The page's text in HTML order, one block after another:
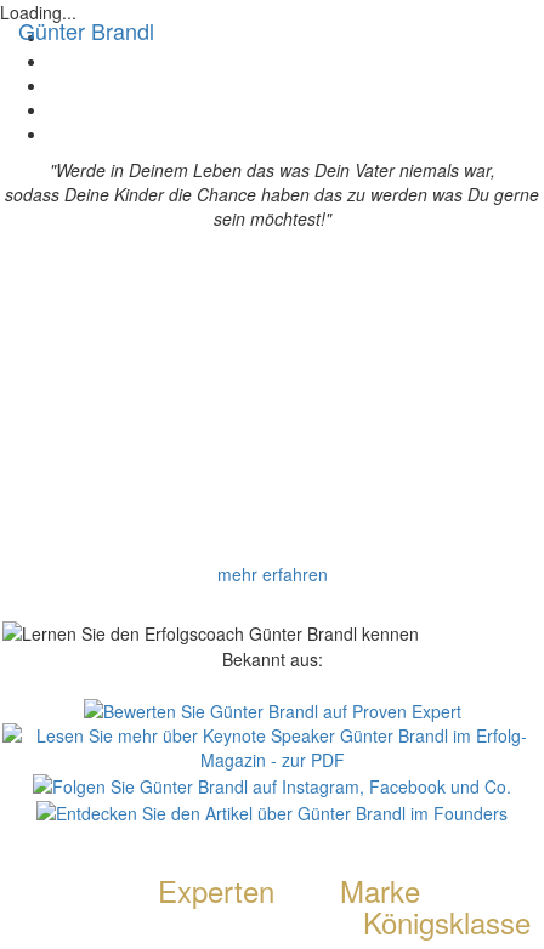
Loading...
Günter Brandl
"Werde in Deinem Leben das was Dein Vater niemals war,
sodass Deine Kinder die Chance haben das zu werden was Du gerne
sein möchtest!"
mehr erfahren
Bekannt aus:
Experten Marke
Verkauf, zum Verkäufer der Königsklasse